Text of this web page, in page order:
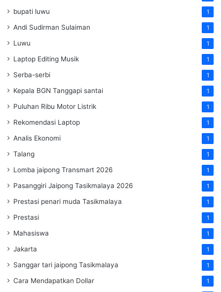
bupati luwu 1
Andi Sudirman Sulaiman 1
Luwu 1
Laptop Editing Musik 1
Serba-serbi 1
Kepala BGN Tanggapi santai 1
Puluhan Ribu Motor Listrik 1
Rekomendasi Laptop 1
Analis Ekonomi 1
Talang 1
Lomba jaipong Transmart 2026 1
Pasanggiri Jaipong Tasikmalaya 2026 1
Prestasi penari muda Tasikmalaya 1
Prestasi 1
Mahasiswa 1
Jakarta 1
Sanggar tari jaipong Tasikmalaya 1
Cara Mendapatkan Dollar 1